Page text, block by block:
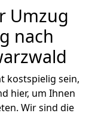
Umzug
nach
kostspielig sein,
hier, um Ihnen
Wir sind die